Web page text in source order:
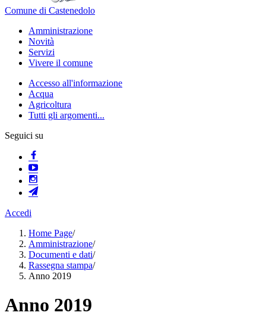
Comune di Castenedolo
Amministrazione
Novità
Servizi
Vivere il comune
Accesso all'informazione
Acqua
Agricoltura
Tutti gli argomenti...
Seguici su
Accedi
Home Page/
Amministrazione/
Documenti e dati/
Rassegna stampa/
Anno 2019
Anno 2019